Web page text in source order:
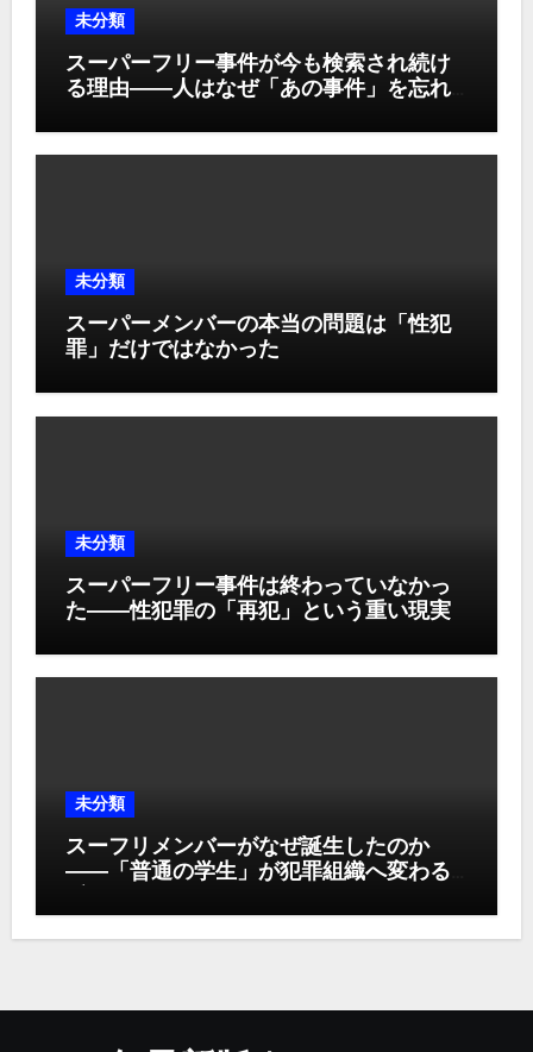
未分類
スーパーフリー事件が今も検索され続け
る理由――人はなぜ「あの事件」を忘れ
未分類
スーパーメンバーの本当の問題は「性犯
罪」だけではなかった
未分類
スーパーフリー事件は終わっていなかっ
た――性犯罪の「再犯」という重い現実
未分類
スーフリメンバーがなぜ誕生したのか
――「普通の学生」が犯罪組織へ変わる